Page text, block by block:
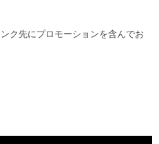
ク先にプロモーションを含んでお